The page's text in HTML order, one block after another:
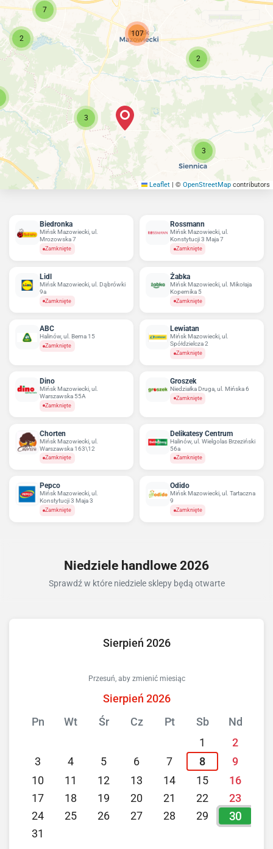
2
7
2
3
3
107
Leaflet | © OpenStreetMap contributors
Biedronka
Mińsk Mazowiecki, ul.
Mrozowska 7
Zamknięte
Rossmann
Mińsk Mazowiecki, ul.
Konstytucji 3 Maja 7
Zamknięte
Lidl
Mińsk Mazowiecki, ul. Dąbrówki
9a
Zamknięte
Żabka
Mińsk Mazowiecki, ul. Mikołaja
Kopernika 5
Zamknięte
ABC
Halinów, ul. Bema 15
Zamknięte
Lewiatan
Mińsk Mazowiecki, ul.
Spółdzielcza 2
Zamknięte
Dino
Mińsk Mazowiecki, ul.
Warszawska 55A
Zamknięte
Groszek
Niedziałka Druga, ul. Mińska 6
Zamknięte
Chorten
Mińsk Mazowiecki, ul.
Warszawska 163\12
Zamknięte
Delikatesy Centrum
Halinów, ul. Wielgolas Brzeziński
56a
Zamknięte
Pepco
Mińsk Mazowiecki, ul.
Konstytucji 3 Maja 3
Zamknięte
Odido
Mińsk Mazowiecki, ul. Tartaczna
9
Zamknięte
Niedziele handlowe 2026
Sprawdź w które niedziele sklepy będą otwarte
Sierpień 2026
Przesuń, aby zmienić miesiąc
Sierpień 2026
Pn
Wt Śr Cz Pt Sb
Nd
1
2
3
4 5 6 7 8
9
10
11 12 13 14 15
16
17
18 19 20 21 22
23
24
25 26 27 28 29 30
31